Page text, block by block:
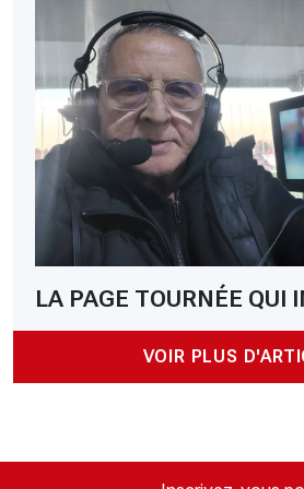
LA PAGE TOURNÉE QUI
VOIR PLUS